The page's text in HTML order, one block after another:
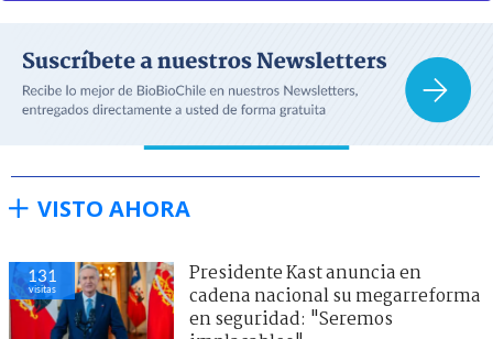
VISTO AHORA
131
visitas
Presidente Kast anuncia en
cadena nacional su megarreforma
en seguridad: "Seremos